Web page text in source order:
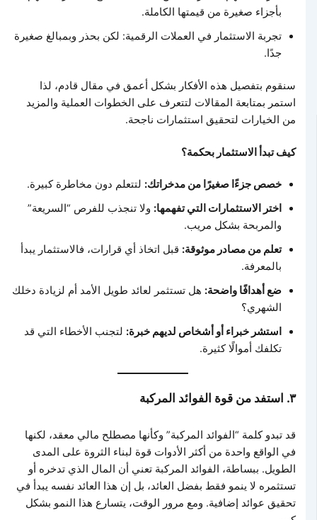
بأجزاء صغيرة من قيمتها الكاملة.
تجربة الاستثمار في العملات الرقمية: لكن بحذر وبمبالغ صغيرة
جدًا.
سنقوم بتفصيل هذه الأفكار بشكل أعمق في مقال قادم، لذا
استمر بمتابعة المقالات لتتعرف على الخطوات العملية والمزيد
من الخيارات لتحقيق استثمارات ناجحة.
كيف تبدأ الاستثمار بحكمة؟
خصص جزءًا صغيرًا من مدخراتك:لتتعلم دون مخاطرة كبيرة.
اختر الاستثمارات التي تفهمها:ولا تنجذب للفرص “السريعة”
والمربحة بشكل مريب.
تعلم من مصادر موثوقة:قبل اتخاذ أي قرارات، فالاستثمار يبدأ
بالمعرفة.
ضع أهدافًا واضحة:هل تستثمر لعائد طويل الأمد أم لزيادة دخلك
الشهري؟
استشر خبراء أو أشخاص لديهم خبرة:لتجنب الأخطاء التي قد
تكلفك أموالًا كثيرة.
٣. استفد من قوة الفوائد المركبة
قد تبدو كلمة “الفوائد المركبة” وكأنها مصطلح مالي معقد، لكنها
في الواقع واحدة من أكثر الأدوات قوة لبناء الثروة على المدى
الطويل. ببساطة، الفوائد المركبة تعني أن المال الذي تدخره أو
تستثمره لا ينمو فقط بفضل العائد، بل إن هذا العائد نفسه يبدأ في
تحقيق عوائد إضافية. ومع مرور الوقت، يتسارع هذا النمو بشكل